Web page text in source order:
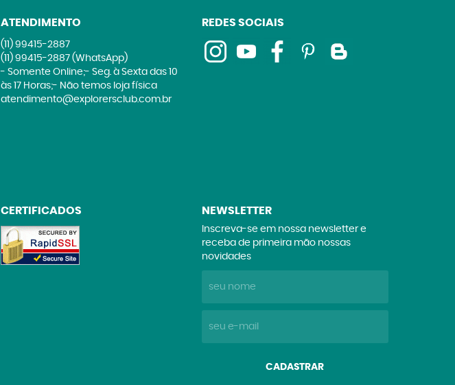
ATENDIMENTO
(11) 99415-2887
(11) 99415-2887 (WhatsApp)
- Somente Online;- Seg. à Sexta das 10
às 17 Horas;- Não temos loja física
atendimento@explorersclub.com.br
REDES SOCIAIS
CERTIFICADOS NEWSLETTER
Inscreva-se em nossa newsletter e
receba de primeira mão nossas
novidades
CADASTRAR